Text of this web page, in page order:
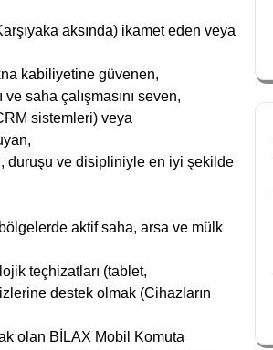
aksında) ikamet eden veya
kabiliyetine güvenen,
saha çalışmasını seven,
sistemleri) veya
duruşu ve disipliniyle en iyi şekilde
aktif saha, arsa ve mülk
teçhizatları (tablet,
destek olmak (Cihazların
olan BİLAX Mobil Komuta